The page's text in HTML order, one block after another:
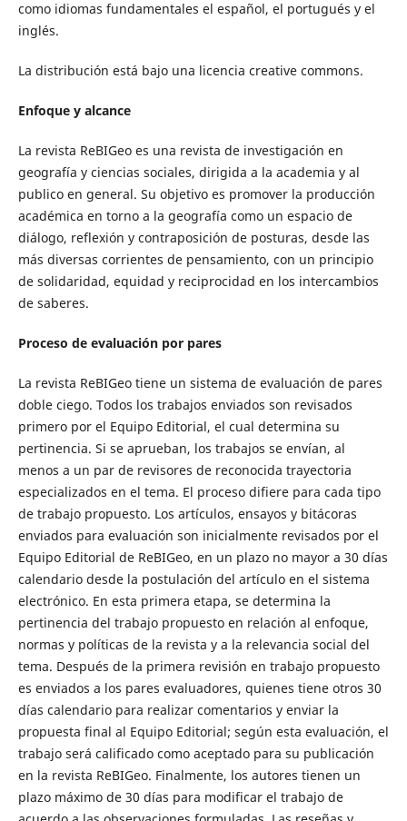
como idiomas fundamentales el español, el portugués y el
inglés.
La distribución está bajo una licencia creative commons.
Enfoque y alcance
La revista ReBIGeo es una revista de investigación en
geografía y ciencias sociales, dirigida a la academia y al
publico en general. Su objetivo es promover la producción
académica en torno a la geografía como un espacio de
diálogo, reflexión y contraposición de posturas, desde las
más diversas corrientes de pensamiento, con un principio
de solidaridad, equidad y reciprocidad en los intercambios
de saberes.
Proceso de evaluación por pares
La revista ReBIGeo tiene un sistema de evaluación de pares
doble ciego. Todos los trabajos enviados son revisados
primero por el Equipo Editorial, el cual determina su
pertinencia. Si se aprueban, los trabajos se envían, al
menos a un par de revisores de reconocida trayectoria
especializados en el tema. El proceso difiere para cada tipo
de trabajo propuesto. Los artículos, ensayos y bitácoras
enviados para evaluación son inicialmente revisados por el
Equipo Editorial de ReBIGeo, en un plazo no mayor a 30 días
calendario desde la postulación del artículo en el sistema
electrónico. En esta primera etapa, se determina la
pertinencia del trabajo propuesto en relación al enfoque,
normas y políticas de la revista y a la relevancia social del
tema. Después de la primera revisión en trabajo propuesto
es enviados a los pares evaluadores, quienes tiene otros 30
días calendario para realizar comentarios y enviar la
propuesta final al Equipo Editorial; según esta evaluación, el
trabajo será calificado como aceptado para su publicación
en la revista ReBIGeo. Finalmente, los autores tienen un
plazo máximo de 30 días para modificar el trabajo de